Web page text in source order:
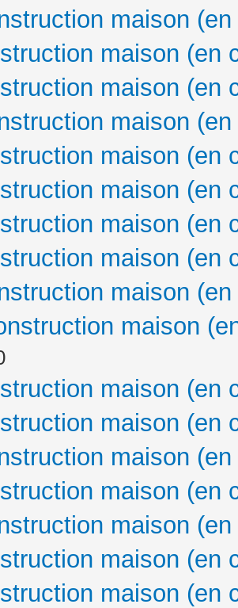
maison
maison (en
maison (en
maison
maison (en
maison (en
maison (en
maison (en
maison
maison
maison (en
maison (en
maison
maison (en
maison
maison (en
maison (en